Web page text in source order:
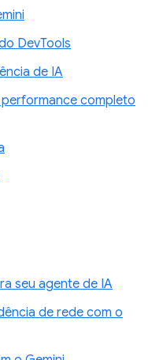
DevTools
de IA
completo
seu agente de IA
de rede com o